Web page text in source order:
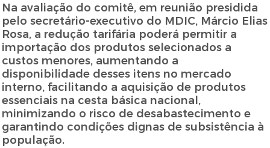
Na avaliação do comitê, em reunião presidida
pelo secretário-executivo do MDIC, Márcio Elias
Rosa, a redução tarifária poderá permitir a
importação dos produtos selecionados a
custos menores, aumentando a
disponibilidade desses itens no mercado
interno, facilitando a aquisição de produtos
essenciais na cesta básica nacional,
minimizando o risco de desabastecimento e
garantindo condições dignas de subsistência à
população.